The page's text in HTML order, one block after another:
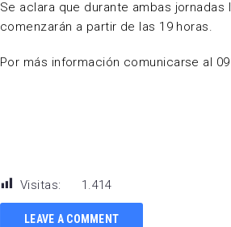
Se aclara que durante ambas
comenzarán a partir de las 19 horas.
Por más información comunicarse al
Visitas: 1.414
LEAVE A COMMENT